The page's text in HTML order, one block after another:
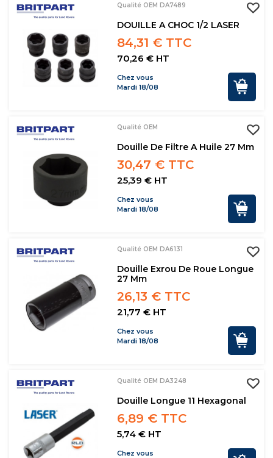
Qualité OEM DA7489
DOUILLE A CHOC 1/2 LASER
84,31 € TTC
70,26 € HT
Chez vous
Mardi 18/08
Qualité OEM
Douille De Filtre A Huile 27 Mm
30,47 € TTC
25,39 € HT
Chez vous
Mardi 18/08
Qualité OEM DA6131
Douille Exrou De Roue Longue
27 Mm
26,13 € TTC
21,77 € HT
Chez vous
Mardi 18/08
Qualité OEM DA3248
Douille Longue 11 Hexagonal
6,89 € TTC
5,74 € HT
Chez vous